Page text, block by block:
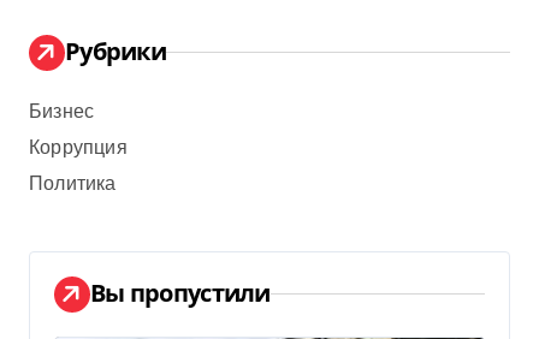
Рубрики
Бизнес
Коррупция
Политика
Вы пропустили